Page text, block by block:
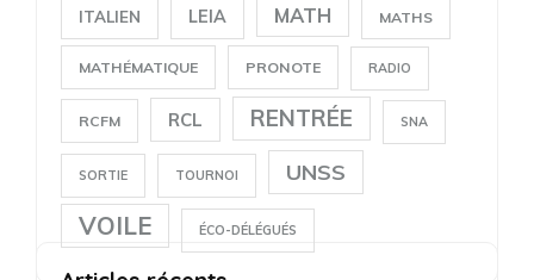
ITALIEN LEIA MATH MATHS
MATHÉMATIQUE PRONOTE RADIO
RCFM RCL RENTRÉE SNA
SORTIE TOURNOI UNSS
VOILE ÉCO-DÉLÉGUÉS